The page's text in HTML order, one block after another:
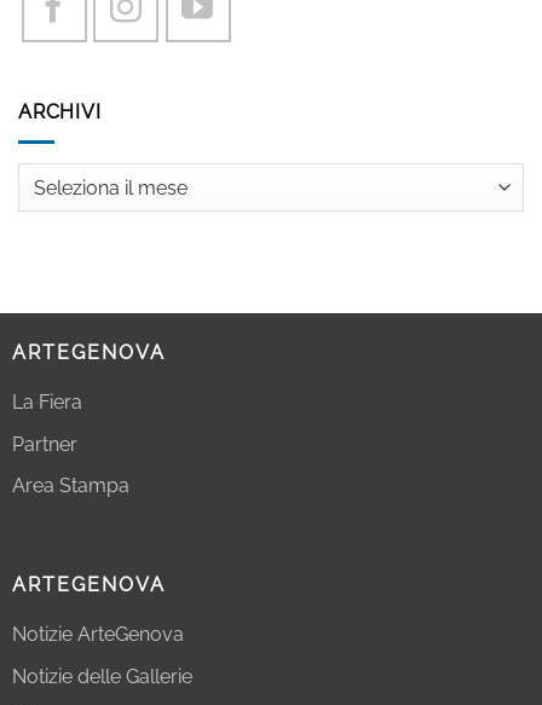
ARCHIVI
Archivi
ARTEGENOVA
La Fiera
Partner
Area Stampa
ARTEGENOVA
Notizie ArteGenova
Notizie delle Gallerie